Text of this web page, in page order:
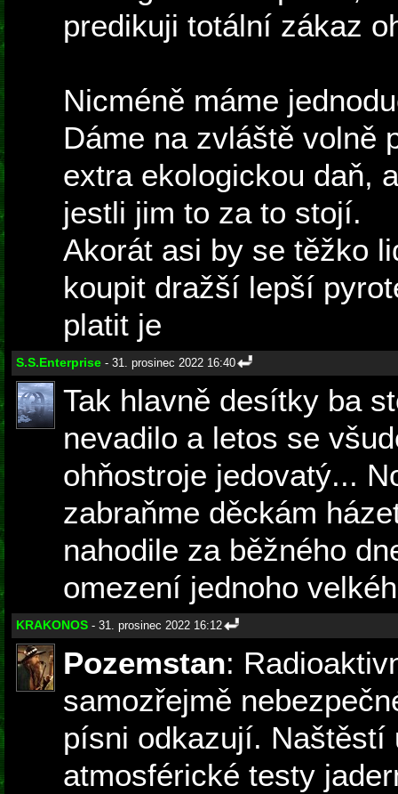
predikuji totální zákaz
Nicméně máme
Dáme na zvláště volně
extra ekologickou daň,
jestli jim to za to stojí.
Akorát asi by se těžko
koupit dražší lepší
platit je
S.S.Enterprise - 31. prosinec 2022 16:40
Tak hlavně desítky ba
nevadilo a letos se
ohňostroje jedovatý...
zabraňme děckám
nahodile za běžného
omezení jednoho
KRAKONOS - 31. prosinec 2022 16:12
Pozemstan:
samozřejmě
písni odkazují. Naštěstí
atmosférické testy